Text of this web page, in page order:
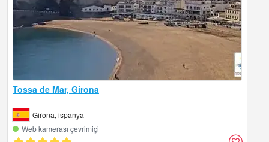
Tossa de Mar, Girona
Girona, ispanya
Web kamerası çevrimiçi